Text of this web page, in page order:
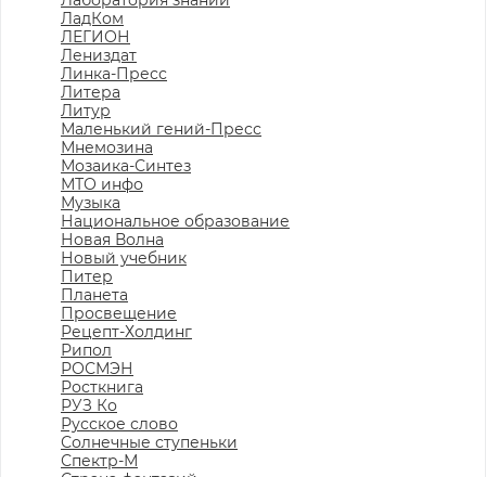
ЛадКом
ЛЕГИОН
Лениздат
Линка-Пресс
Литера
Литур
Маленький гений-Пресс
Мнемозина
Мозаика-Синтез
МТО инфо
Музыка
Национальное образование
Новая Волна
Новый учебник
Питер
Планета
Просвещение
Рецепт-Холдинг
Рипол
РОСМЭН
Росткнига
РУЗ Ко
Русское слово
Солнечные ступеньки
Спектр-М